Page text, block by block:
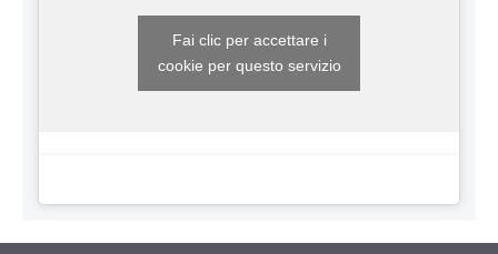
Fai clic per accettare i
cookie per questo servizio